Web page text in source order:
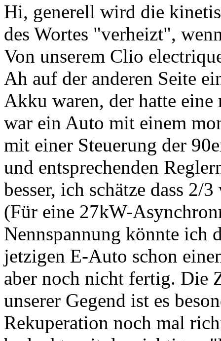
Hi, generell wird die
des Wortes "verheizt",
Von unserem Clio
Ah auf der anderen Seite
Akku waren, der hatte
war ein Auto mit einem
mit einer Steuerung der
und entsprechenden
besser, ich schätze dass 2/
(Für eine 27kW-
Nennspannung könnte ich
jetzigen E-Auto schon
aber noch nicht fertig. Die
unserer Gegend ist es
Rekuperation noch mal